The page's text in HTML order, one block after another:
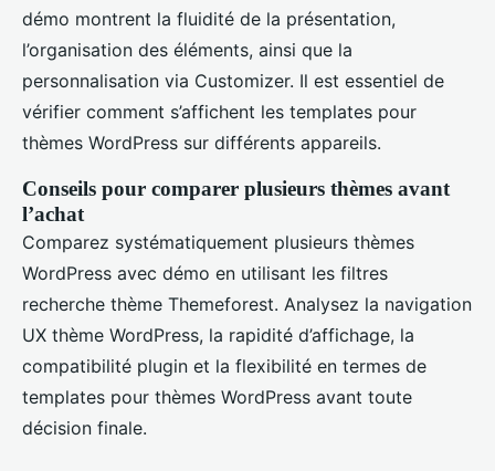
démo montrent la fluidité de la présentation,
l’organisation des éléments, ainsi que la
personnalisation via Customizer. Il est essentiel de
vérifier comment s’affichent les templates pour
thèmes WordPress sur différents appareils.
Conseils pour comparer plusieurs thèmes avant
l’achat
Comparez systématiquement plusieurs thèmes
WordPress avec démo en utilisant les filtres
recherche thème Themeforest. Analysez la navigation
UX thème WordPress, la rapidité d’affichage, la
compatibilité plugin et la flexibilité en termes de
templates pour thèmes WordPress avant toute
décision finale.